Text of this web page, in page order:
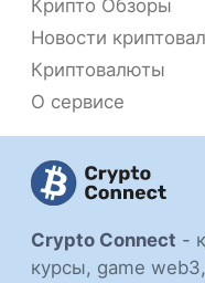
Crypto Connect -
курсы, game
Крипто Обзоры
Новости
Криптовалюты
О сервисе